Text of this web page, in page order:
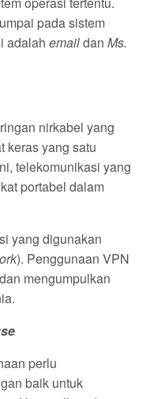
pada sistem
adalahemaildanMs.
nirkabel yang
keras yang satu
telekomunikasi yang
portabel dalam
yang digunakan
). Penggunaan VPN
mengumpulkan
perlu
baik untuk